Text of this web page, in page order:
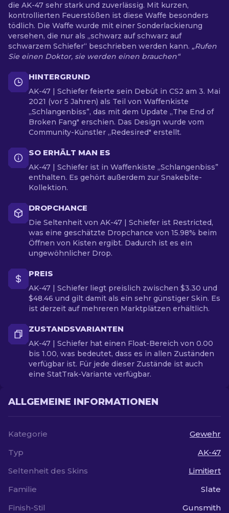
die AK-47 sehr stark und zuverlässig. Mit kurzen,
kontrollierten Feuerstößen ist diese Waffe besonders
tödlich. Die Waffe wurde mit einer Sonderlackierung
versehen, die nur als „schwarz auf schwarz auf
schwarzem Schiefer“ beschrieben werden kann. „Rufen
Sie einen Doktor, sie werden einen brauchen“
HINTERGRUND
AK-47 | Schiefer feierte sein Debüt in CS2 am 3. Mai
2021 (vor 5 Jahren) als Teil von Waffenkiste
„Schlangenbiss”, das mit dem Update „The End of
Broken Fang" erschien. Das Design wurde vom
Community-Künstler „Redesired" erstellt.
SO ERHÄLT MAN ES
AK-47 | Schiefer ist in Waffenkiste „Schlangenbiss”
enthalten. Es gehört außerdem zur Snakebite-
Kollektion.
DROPCHANCE
Die Seltenheit von AK-47 | Schiefer ist Restricted,
was eine geschätzte Dropchance von 15.98% beim
Öffnen von Kisten ergibt. Dadurch ist es ein
ungewöhnlicher Drop.
PREIS
AK-47 | Schiefer liegt preislich zwischen $3.30 und
$48.46 und gilt damit als ein sehr günstiger Skin. Es
ist derzeit auf mehreren Marktplätzen erhältlich.
ZUSTANDSVARIANTEN
AK-47 | Schiefer hat einen Float-Bereich von 0.00
bis 1.00, was bedeutet, dass es in allen Zuständen
verfügbar ist. Für jede dieser Zustände ist auch
eine StatTrak-Variante verfügbar.
ALLGEMEINE INFORMATIONEN
Kategorie
Gewehr
Typ
AK-47
Seltenheit des Skins
Limitiert
Familie
Slate
Finish-Stil
Gunsmith